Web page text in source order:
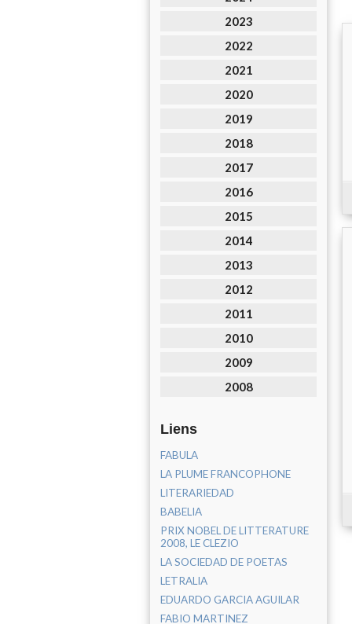
2023
2022
2021
2020
2019
2018
2017
2016
2015
2014
2013
2012
2011
2010
2009
2008
Liens
FABULA
LA PLUME FRANCOPHONE
LITERARIEDAD
BABELIA
PRIX NOBEL DE LITTERATURE
2008, LE CLEZIO
LA SOCIEDAD DE POETAS
LETRALIA
EDUARDO GARCIA AGUILAR
FABIO MARTINEZ